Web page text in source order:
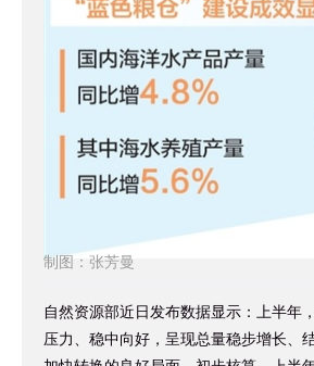
制图：张芳曼
自然资源部近日发布数据显示：上半年
压力、稳中向好，呈现总量稳步增长、